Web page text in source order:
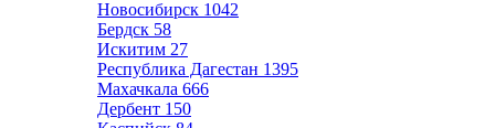
Новосибирск 1042
Бердск 58
Искитим 27
Республика Дагестан 1395
Махачкала 666
Дербент 150